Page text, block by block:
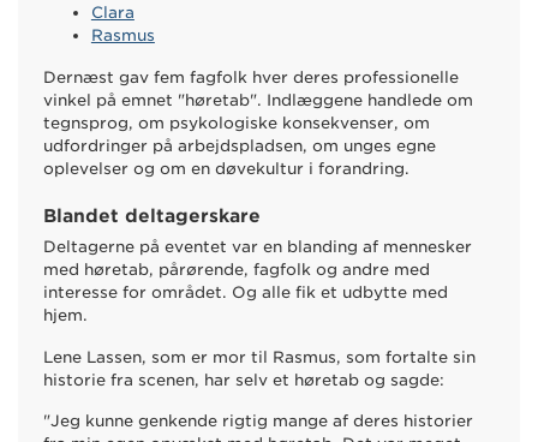
Clara
Rasmus
Dernæst gav fem fagfolk hver deres professionelle
vinkel på emnet "høretab". Indlæggene handlede om
tegnsprog, om psykologiske konsekvenser, om
udfordringer på arbejdspladsen, om unges egne
oplevelser og om en døvekultur i forandring.
Blandet deltagerskare
Deltagerne på eventet var en blanding af mennesker
med høretab, pårørende, fagfolk og andre med
interesse for området. Og alle fik et udbytte med
hjem.
Lene Lassen, som er mor til Rasmus, som fortalte sin
historie fra scenen, har selv et høretab og sagde:
"Jeg kunne genkende rigtig mange af deres historier